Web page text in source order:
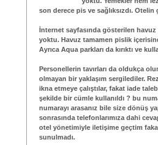
son derece pis ve sağlıksızdı.
İnternet sayfasında gösterilen havuz
yoktu. Havuz tamamen pislik
Ayrıca Aqua parkları da kırıktı ve
Personellerin tavırları da oldukça
olmayan bir yaklaşım sergilediler.
ikna etmeye çalıştılar, fakat iade
şekilde bir cümle kullanıldı ? bu
numarayı arasanız bile size dönüş
sonrasında telefonlarımıza dahi
otel yönetimiyle iletişime geçtim
sunulmadı.